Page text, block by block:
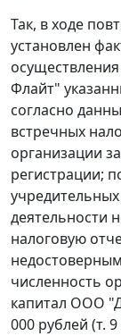
Так, в ходе
установлен
Флайт"
согласно
встречных
организации
регистрации;
деятельности
налоговую
численность
капитал ООО
000 рублей (т.